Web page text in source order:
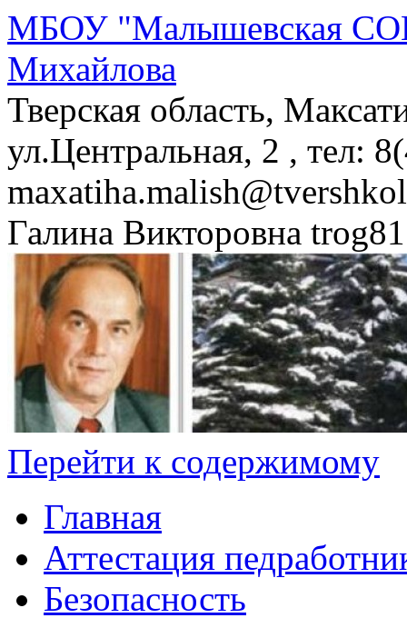
МБОУ "Малышевская
Михайлова
Тверская область,
ул.Центральная, 2 , тел:
Галина Викторовна
Перейти к содержимому
Главная
Аттестация
Безопасность